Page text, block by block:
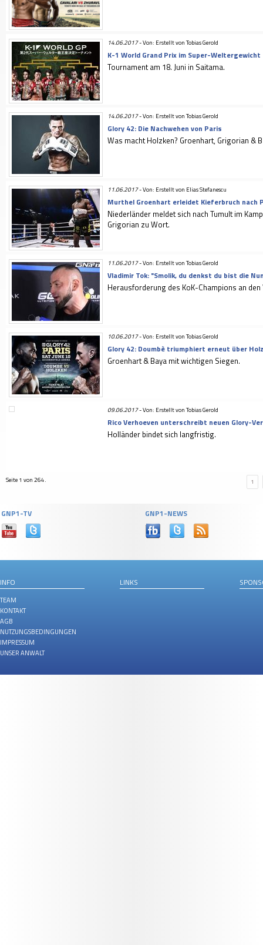
14.06.2017-Von: Erstellt von Tobias Gerold
K-1 World Grand Prix im Super-Weltergewicht
Tournament am 18. Juni in Saitama.
14.06.2017-Von: Erstellt von Tobias Gerold
Glory 42: Die Nachwehen von Paris
Was macht Holzken? Groenhart, Grigorian &
11.06.2017-Von: Erstellt von Elias Stefanescu
Murthel Groenhart erleidet Kieferbruch nach
Niederländer meldet sich nach Tumult im
Grigorian zu Wort.
11.06.2017-Von: Erstellt von Tobias Gerold
Vladimir Tok: "Smolik, du denkst du bist die
Herausforderung des KoK-Champions an
10.06.2017-Von: Erstellt von Tobias Gerold
Glory 42: Doumbè triumphiert erneut über
Groenhart & Baya mit wichtigen Siegen.
09.06.2017-Von: Erstellt von Tobias Gerold
Rico Verhoeven unterschreibt neuen Glory-
Holländer bindet sich langfristig.
Seite 1 von 264. 1
GNP1-TV GNP1-NEWS
INFO
TEAM
KONTAKT
AGB
NUTZUNGSBEDINGUNGEN
IMPRESSUM
UNSER ANWALT
LINKS